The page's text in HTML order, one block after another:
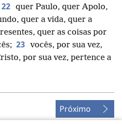
22 quer Paulo, quer Apolo,
quer a vida, quer a
quer as coisas por
23 vocês, por sua vez,
por sua vez, pertence a
Próximo